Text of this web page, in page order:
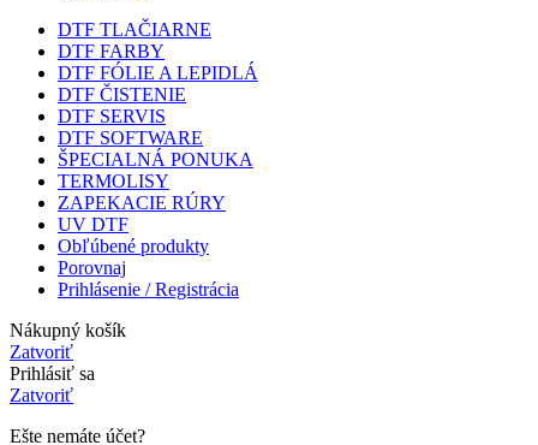
DTF TLAČIARNE
DTF FARBY
DTF FÓLIE A LEPIDLÁ
DTF ČISTENIE
DTF SERVIS
DTF SOFTWARE
ŠPECIALNÁ PONUKA
TERMOLISY
ZAPEKACIE RÚRY
UV DTF
Obľúbené produkty
Porovnaj
Prihlásenie / Registrácia
Nákupný košík
Zatvoriť
Prihlásiť sa
Zatvoriť
Ešte nemáte účet?